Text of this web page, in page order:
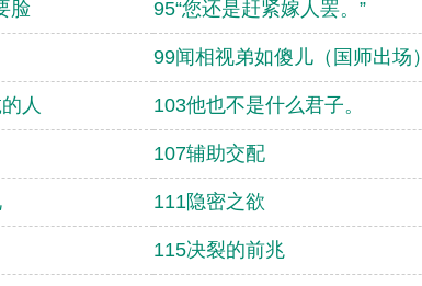
脸 95“您还是赶紧嫁人罢。”
99闻相视弟如傻儿（国师出场）
人 103他也不是什么君子。
107辅助交配
111隐密之欲
115决裂的前兆